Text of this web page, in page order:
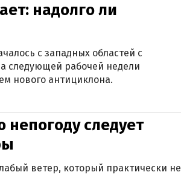
надолго ли
с западных областей с
следующей рабочей недели
нового антициклона.
непогоду следует
ветер, который практически не